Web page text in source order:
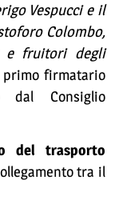
Vespucci e il
Colombo,
e fruitori degli
primo firmatario
dal Consiglio
del trasporto
tra il